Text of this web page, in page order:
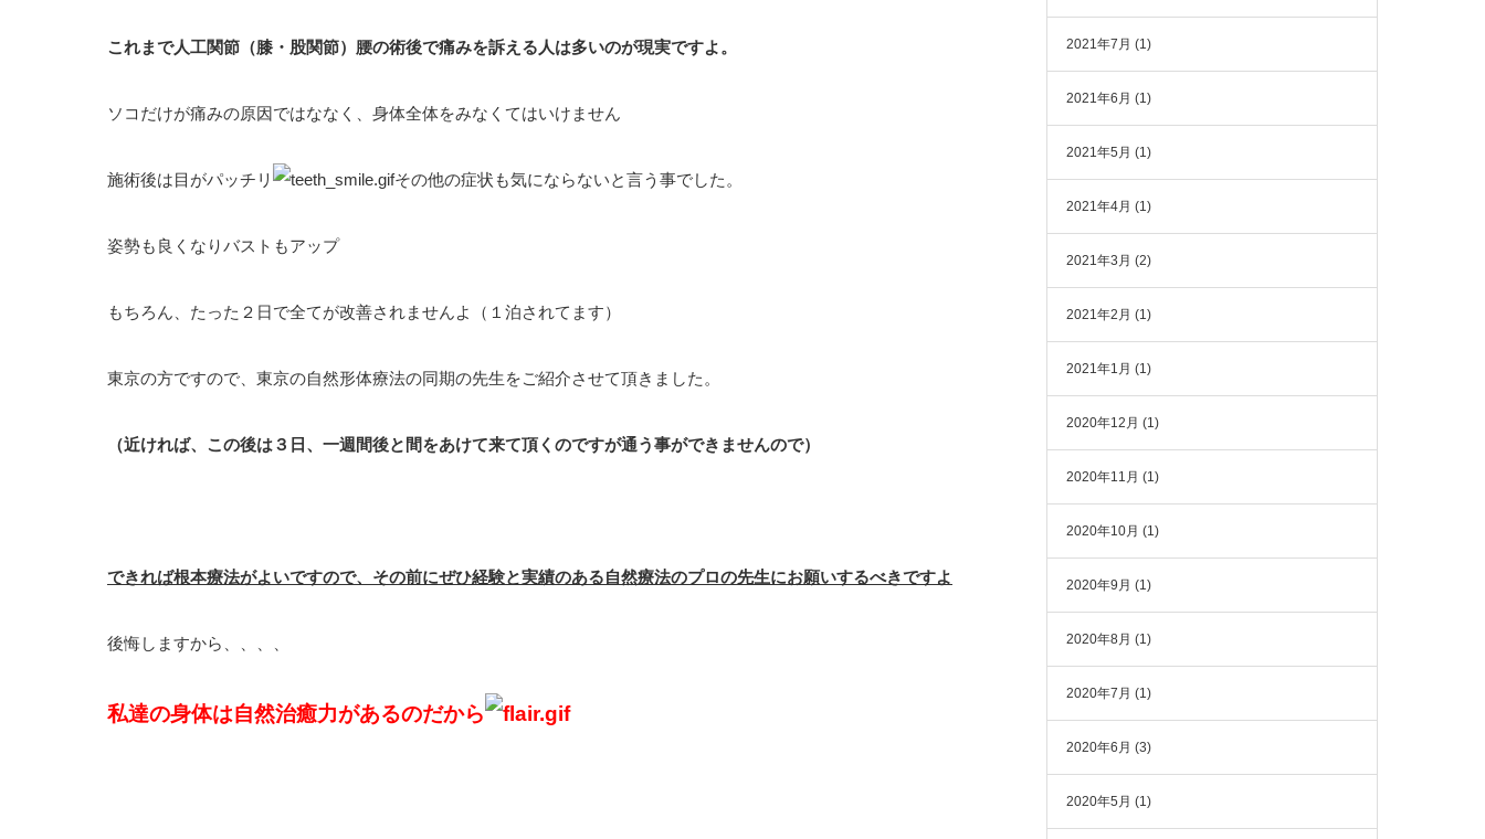
これまで人工関節（膝・股関節）腰の術後で痛みを訴える人は多いのが現実ですよ。
ソコだけが痛みの原因ではななく、身体全体をみなくてはいけません
施術後は目がパッチリ その他の症状も気にならないと言う事でした。
姿勢も良くなりバストもアップ
もちろん、たった２日で全てが改善されませんよ（１泊されてます）
東京の方ですので、東京の自然形体療法の同期の先生をご紹介させて頂きました。
（近ければ、この後は３日、一週間後と間をあけて来て頂くのですが通う事ができませんので）
できれば根本療法がよいですので、その前にぜひ経験と実績のある自然療法のプロの先生にお願いするべきですよ
後悔しますから、、、、
私達の身体は自然治癒力があるのだから
2021年7月 (1)
2021年6月 (1)
2021年5月 (1)
2021年4月 (1)
2021年3月 (2)
2021年2月 (1)
2021年1月 (1)
2020年12月 (1)
2020年11月 (1)
2020年10月 (1)
2020年9月 (1)
2020年8月 (1)
2020年7月 (1)
2020年6月 (3)
2020年5月 (1)